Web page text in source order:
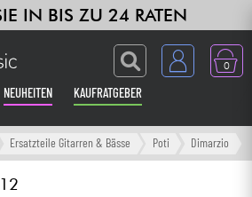
IN BIS ZU 24 RATEN
0
NEUHEITEN KAUFRATGEBER
Ersatzteile Gitarren & Bässe Poti Dimarzio